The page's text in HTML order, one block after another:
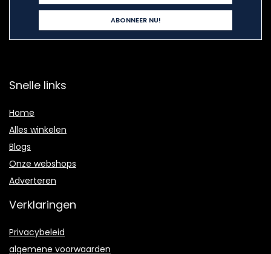
Snelle links
Home
Alles winkelen
Blogs
Onze webshops
Adverteren
Verklaringen
Privacybeleid
algemene voorwaarden